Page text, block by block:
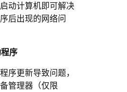
动计算机即可解决
后出现的网络问
序
序更新导致问题，
管理器（仅限